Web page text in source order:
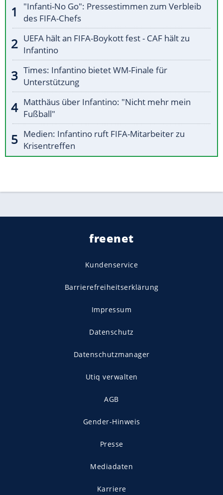
"Infanti-No Go": Pressestimmen zum Verbleib
des FIFA-Chefs
UEFA hält an FIFA-Boykott fest - CAF hält zu
Infantino
Times: Infantino bietet WM-Finale für
Unterstützung
Matthäus über Infantino: "Nicht mehr mein
Fußball"
Medien: Infantino ruft FIFA-Mitarbeiter zu
Krisentreffen
freenet
Kundenservice
Barrierefreiheitserklärung
Impressum
Datenschutz
Datenschutzmanager
Utiq verwalten
AGB
Gender-Hinweis
Presse
Mediadaten
Karriere